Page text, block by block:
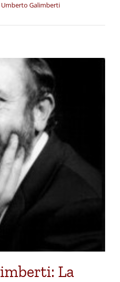
Umberto Galimberti
La